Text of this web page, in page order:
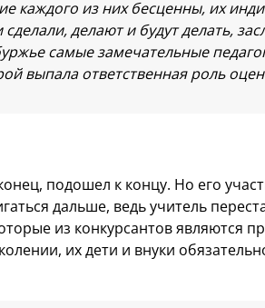
каждого из них бесценны, их
делают и будут делать,
самые замечательные
выпала ответственная роль
подошел к концу. Но его
дальше, ведь учитель
из конкурсантов являются
их дети и внуки